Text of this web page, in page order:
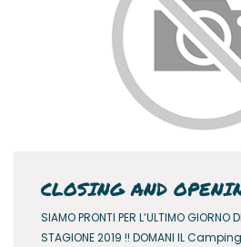
CLOSING AND
SIAMO PRONTI PER L’ULTIMO GIORNO
STAGIONE 2019 !! DOMANI IL